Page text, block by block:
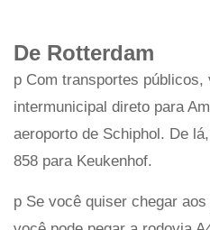
De Rotterdam
p Com transportes públicos,
intermunicipal direto para
aeroporto de Schiphol. De
858 para Keukenhof.
p Se você quiser chegar